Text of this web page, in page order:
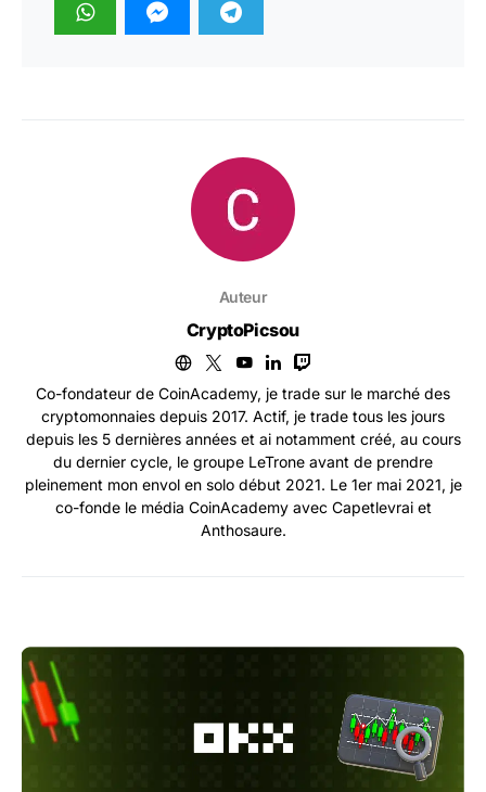
Auteur
CryptoPicsou
Co-fondateur de CoinAcademy, je trade sur le marché des
cryptomonnaies depuis 2017. Actif, je trade tous les jours
depuis les 5 dernières années et ai notamment créé, au cours
du dernier cycle, le groupe LeTrone avant de prendre
pleinement mon envol en solo début 2021. Le 1er mai 2021, je
co-fonde le média CoinAcademy avec Capetlevrai et
Anthosaure.